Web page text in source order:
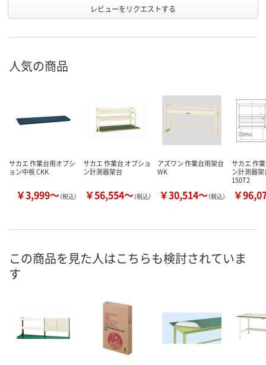
レビューをリクエストする
人気の商品
サカエ 作業台用オプシ
ョン中板 CKK
￥3,999～（税込）
サカエ 作業台 オプショ
ン計測器架台
￥56,554～（税込）
アズワン 作業台用架台
WK
￥30,514～（税込）
サカエ 作
ン計測器架
150T2
￥
この商品を見た人はこちらも検討されていま
す